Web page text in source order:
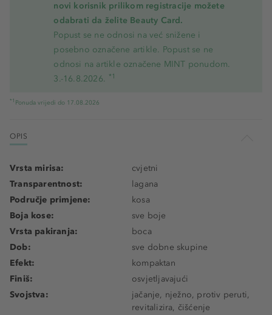
novi korisnik prilikom registracije možete
odabrati da želite Beauty Card.
Popust se ne odnosi na već snižene i
posebno označene artikle. Popust se ne
odnosi na artikle označene MINT ponudom.
3.-16.8.2026. *1
*1 Ponuda vrijedi do 17.08.2026
OPIS
Vrsta mirisa:
cvjetni
Transparentnost:
lagana
Područje primjene:
kosa
Boja kose:
sve boje
Vrsta pakiranja:
boca
Dob:
sve dobne skupine
Efekt:
kompaktan
Finiš:
osvjetljavajući
Svojstva:
jačanje, nježno, protiv peruti,
revitalizira, čišćenje